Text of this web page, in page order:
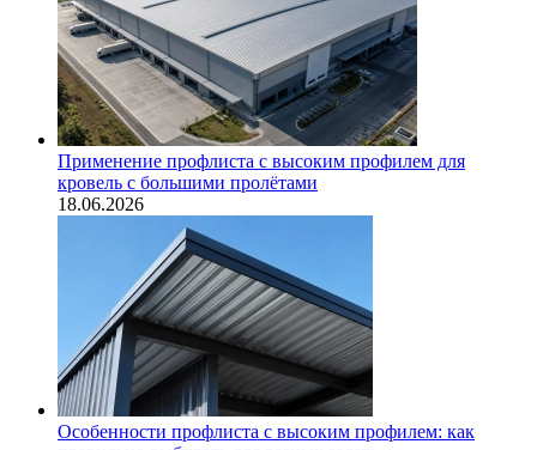
Применение профлиста с высоким профилем для
кровель с большими пролётами
18.06.2026
Особенности профлиста с высоким профилем: как